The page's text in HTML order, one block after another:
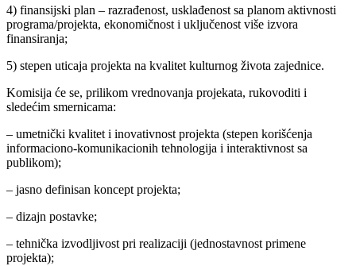
4) finansijski plan – razrađenost, usklađenost sa planom aktivnosti
programa/projekta, ekonomičnost i uključenost više izvora
finansiranja;
5) stepen uticaja projekta na kvalitet kulturnog života zajednice.
Komisija će se, prilikom vrednovanja projekata, rukovoditi i
sledećim smernicama:
– umetnički kvalitet i inovativnost projekta (stepen korišćenja
informaciono-komunikacionih tehnologija i interaktivnost sa
publikom);
– jasno definisan koncept projekta;
– dizajn postavke;
– tehnička izvodljivost pri realizaciji (jednostavnost primene
projekta);